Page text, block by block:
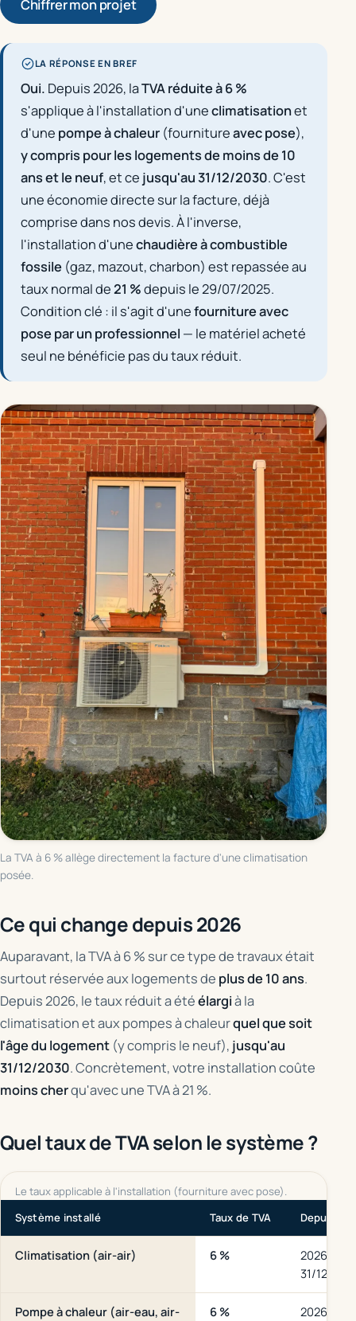
Chiffrer mon projet
LA RÉPONSE EN BREF
Oui. Depuis 2026, laTVA réduite à 6 %
s'applique à l'installation d'uneclimatisationet
d'une pompe à chaleur(fournitureavec pose),
y compris pour les logements de moins de 10
ans et le neuf, et ce jusqu'au 31/12/2030. C'est
une économie directe sur la facture, déjà
comprise dans nos devis. À l'inverse,
l'installation d'unechaudière à combustible
fossile(gaz, mazout, charbon) est repassée au
taux normal de21 %depuis le 29/07/2025.
Condition clé : il s'agit d'unefourniture avec
pose par un professionnel — le matériel acheté
seul ne bénéficie pas du taux réduit.
La TVA à 6 % allège directement la facture d'une climatisation
posée.
Ce qui change depuis 2026
Auparavant, la TVA à 6 % sur ce type de travaux était
surtout réservée aux logements de plus de 10 ans.
Depuis 2026, le taux réduit a étéélargià la
climatisation et aux pompes à chaleurquel que soit
l'âge du logement (y compris le neuf), jusqu'au
31/12/2030. Concrètement, votre installation coûte
moins cherqu'avec une TVA à 21 %.
Quel taux de TVA selon le système ?
Le taux applicable à l'installation (fourniture avec pose).
Système installé
Taux de TVA Depuis
Climatisation (air-air) 6 %
2026,
31/12/
Pompe à chaleur (air-eau, air-
6 %
2026,